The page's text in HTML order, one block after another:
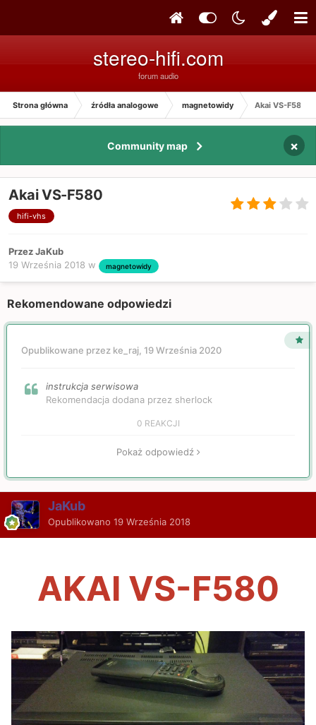
stereo-hifi.com
forum audio
Strona główna źródła analogowe magnetowidy Akai VS-F580
Community map ×
Akai VS-F580
hifi-vhs
Przez JaKub
19 Września 2018 w magnetowidy
Rekomendowane odpowiedzi
Opublikowane przez ke_raj, 19 Września 2020
instrukcja serwisowa
Rekomendacja dodana przez sherlock
0 REAKCJI
Pokaż odpowiedź
JaKub
Opublikowano 19 Września 2018
AKAI VS-F580